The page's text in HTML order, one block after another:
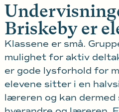
Briskeby er
Klassene er små.
mulighet for aktiv
er gode lysforhold for
elevene sitter i en
læreren og kan dermed